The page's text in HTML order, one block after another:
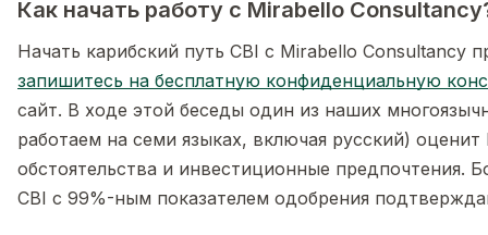
Как начать работу с Mirabello
Начать карибский путь CBI с Mirabello Consultancy
запишитесь на бесплатную конфиденциальную
сайт. В ходе этой беседы один из наших
работаем на семи языках, включая русский)
обстоятельства и инвестиционные предпочтения.
CBI с 99%-ным показателем одобрения